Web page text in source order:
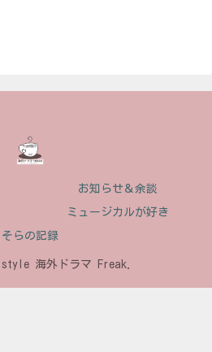
お知らせ＆余談
ミュージカルが好き
そらの記録
海外ドラマ Freak.